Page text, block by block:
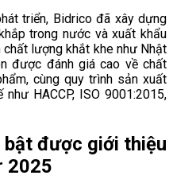
triển, Bidrico đã xây dựng
trong nước và xuất khẩu
lượng khắt khe như Nhật
được đánh giá cao về chất
cùng quy trình sản xuất
HACCP, ISO 9001:2015,
bật được giới thiệu
2025